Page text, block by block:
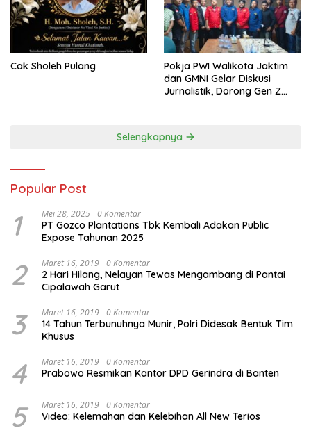
Cak Sholeh Pulang
Pokja PWI Walikota Jaktim
dan GMNI Gelar Diskusi
Jurnalistik, Dorong Gen Z
Selengkapnya
Popular Post
1 Mei 28, 2025 0 Komentar
PT Gozco Plantations Tbk Kembali Adakan Public
Expose Tahunan 2025
2 Maret 16, 2019 0 Komentar
2 Hari Hilang, Nelayan Tewas Mengambang di Pantai
Cipalawah Garut
3 Maret 16, 2019 0 Komentar
14 Tahun Terbunuhnya Munir, Polri Didesak Bentuk Tim
Khusus
4 Maret 16, 2019 0 Komentar
Prabowo Resmikan Kantor DPD Gerindra di Banten
5 Maret 16, 2019 0 Komentar
Video: Kelemahan dan Kelebihan All New Terios